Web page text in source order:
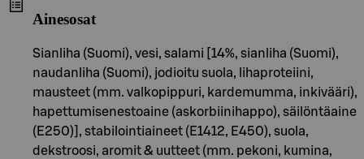
Ainesosat
Sianliha (Suomi), vesi, salami [14%, sianliha (Suomi),
naudanliha (Suomi), jodioitu suola, lihaproteiini,
mausteet (mm. valkopippuri, kardemumma, inkivääri),
hapettumisenestoaine (askorbiinihappo), säilöntäaine
(E250)], stabilointiaineet (E1412, E450), suola,
dekstroosi, aromit & uutteet (mm. pekoni, kumina,